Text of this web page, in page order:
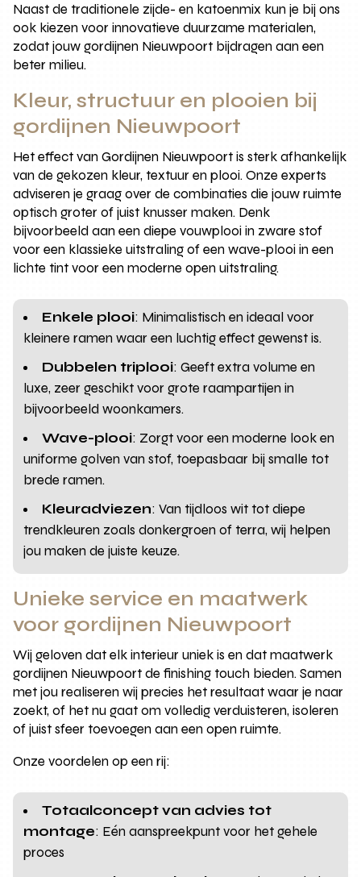
Naast de traditionele zijde- en katoenmix kun je bij ons
ook kiezen voor innovatieve duurzame materialen,
zodat jouw gordijnen Nieuwpoort bijdragen aan een
beter milieu.
Kleur, structuur en plooien bij
gordijnen Nieuwpoort
Het effect van Gordijnen Nieuwpoort is sterk afhankelijk
van de gekozen kleur, textuur en plooi. Onze experts
adviseren je graag over de combinaties die jouw ruimte
optisch groter of juist knusser maken. Denk
bijvoorbeeld aan een diepe vouwplooi in zware stof
voor een klassieke uitstraling of een wave-plooi in een
lichte tint voor een moderne open uitstraling.
Enkele plooi: Minimalistisch en ideaal voor
kleinere ramen waar een luchtig effect gewenst is.
Dubbelen triplooi: Geeft extra volume en
luxe, zeer geschikt voor grote raampartijen in
bijvoorbeeld woonkamers.
Wave-plooi: Zorgt voor een moderne look en
uniforme golven van stof, toepasbaar bij smalle tot
brede ramen.
Kleuradviezen: Van tijdloos wit tot diepe
trendkleuren zoals donkergroen of terra, wij helpen
jou maken de juiste keuze.
Unieke service en maatwerk
voor gordijnen Nieuwpoort
Wij geloven dat elk interieur uniek is en dat maatwerk
gordijnen Nieuwpoort de finishing touch bieden. Samen
met jou realiseren wij precies het resultaat waar je naar
zoekt, of het nu gaat om volledig verduisteren, isoleren
of juist sfeer toevoegen aan een open ruimte.
Onze voordelen op een rij:
Totaalconcept van advies tot
montage: Eén aanspreekpunt voor het gehele
proces